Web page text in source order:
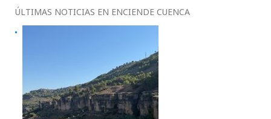
ÚLTIMAS NOTICIAS EN ENCIENDE CUENCA